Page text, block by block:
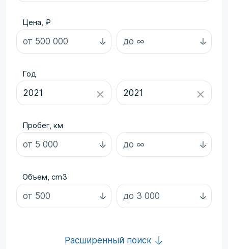
Цена, ₽
Год
Пробег, км
Объем, cm3
Расширенный поиск